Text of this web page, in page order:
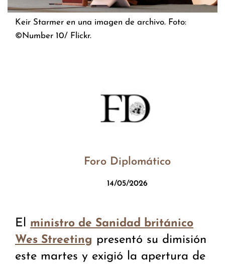
Keir Starmer en una imagen de archivo. Foto:
©Number 10/ Flickr.
Foro Diplomático
14/05/2026
El ministro de Sanidad británico
Wes Streeting presentó su dimisión
este martes y exigió la apertura de